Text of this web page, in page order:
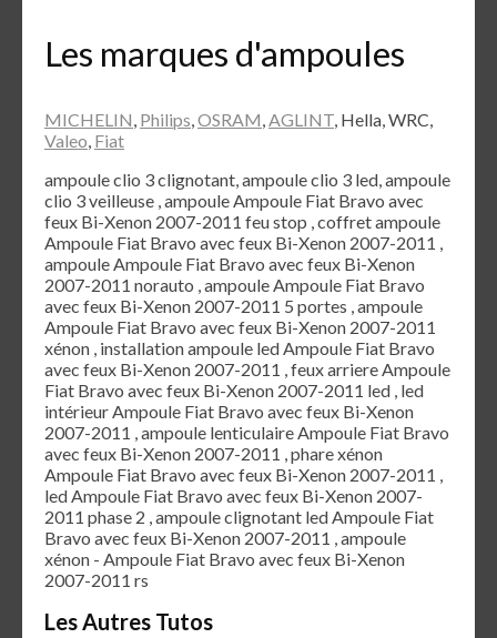
Les marques d'ampoules
MICHELIN, Philips,OSRAM,AGLINT, Hella, WRC,
Valeo, Fiat
ampoule clio 3 clignotant, ampoule clio 3 led, ampoule
clio 3 veilleuse , ampoule Ampoule Fiat Bravo avec
feux Bi-Xenon 2007-2011 feu stop , coffret ampoule
Ampoule Fiat Bravo avec feux Bi-Xenon 2007-2011 ,
ampoule Ampoule Fiat Bravo avec feux Bi-Xenon
2007-2011 norauto , ampoule Ampoule Fiat Bravo
avec feux Bi-Xenon 2007-2011 5 portes , ampoule
Ampoule Fiat Bravo avec feux Bi-Xenon 2007-2011
xénon , installation ampoule led Ampoule Fiat Bravo
avec feux Bi-Xenon 2007-2011 , feux arriere Ampoule
Fiat Bravo avec feux Bi-Xenon 2007-2011 led , led
intérieur Ampoule Fiat Bravo avec feux Bi-Xenon
2007-2011 , ampoule lenticulaire Ampoule Fiat Bravo
avec feux Bi-Xenon 2007-2011 , phare xénon
Ampoule Fiat Bravo avec feux Bi-Xenon 2007-2011 ,
led Ampoule Fiat Bravo avec feux Bi-Xenon 2007-
2011 phase 2 , ampoule clignotant led Ampoule Fiat
Bravo avec feux Bi-Xenon 2007-2011 , ampoule
xénon - Ampoule Fiat Bravo avec feux Bi-Xenon
2007-2011 rs
Les Autres Tutos